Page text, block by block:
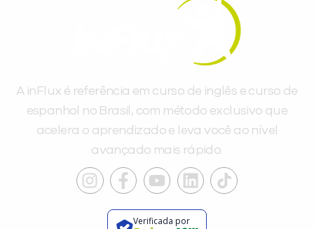
A inFlux é referência em curso de inglês e curso de
espanhol no Brasil, com método exclusivo que
acelera o aprendizado e leva você ao nível
avançado mais rápido.
Verificada por